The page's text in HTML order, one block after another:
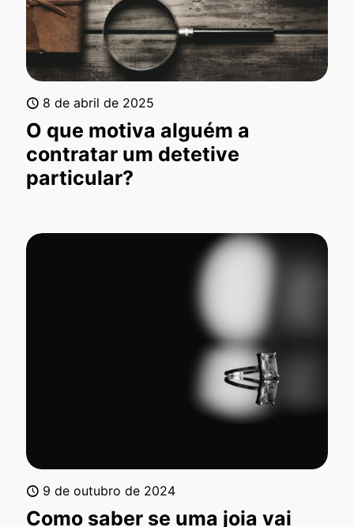
8 de abril de 2025
O que motiva alguém a
contratar um detetive
particular?
9 de outubro de 2024
Como saber se uma joia vai